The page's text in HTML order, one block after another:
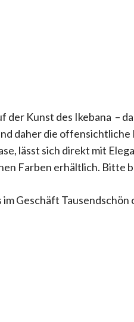
der Kunst des Ikebana –
daher die
lässt sich direkt mit
Farben erhältlich.
Geschäft Tausendschön